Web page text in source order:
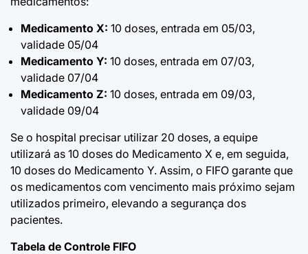
Medicamento X: 10 doses, entrada em 05/03,
validade 05/04
Medicamento Y: 10 doses, entrada em 07/03,
validade 07/04
Medicamento Z: 10 doses, entrada em 09/03,
validade 09/04
Se o hospital precisar utilizar 20 doses, a equipe
utilizará as 10 doses do Medicamento X e, em seguida,
10 doses do Medicamento Y. Assim, o FIFO garante que
os medicamentos com vencimento mais próximo sejam
utilizados primeiro, elevando a segurança dos
pacientes.
Tabela de Controle FIFO